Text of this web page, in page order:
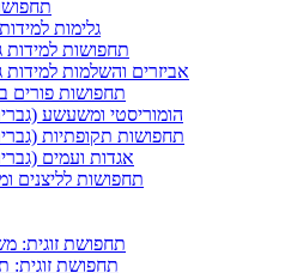
גלימות
תחפושות למידות
אביזרים והשלמות למידות
תחפושות פורים
הומוריסטי ומשעשע
תחפושות תקופתיות
אגדות ועמים
תחפושות לליצנים
תחפושת זוגית:
תחפושת זוגית: